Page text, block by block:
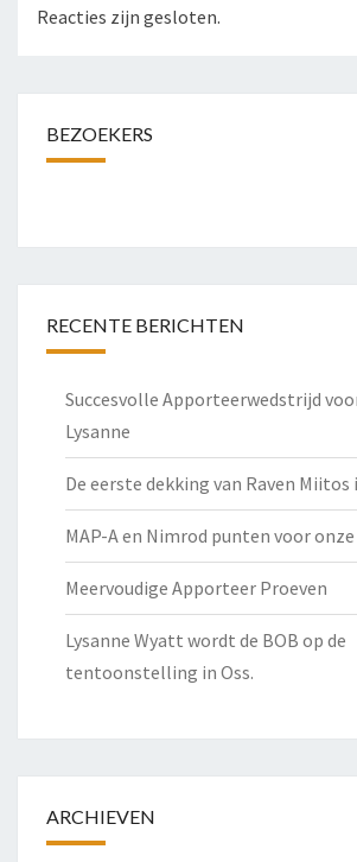
Reacties zijn gesloten.
BEZOEKERS
RECENTE BERICHTEN
Succesvolle Apporteerwedstrijd
Lysanne
De eerste dekking van Raven Miitos
MAP-A en Nimrod punten voor onze
Meervoudige Apporteer Proeven
Lysanne Wyatt wordt de BOB op de
tentoonstelling in Oss.
ARCHIEVEN